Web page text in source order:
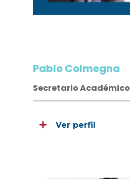
Pablo Colmegna
Secretario Académico
Ver perfil